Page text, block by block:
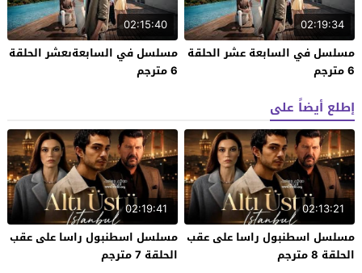
02:19:34
مسلسل في السابعة عشر الحلقة
6 مترجم
02:15:40
مسلسل في السابعةىعشر الحلقة
6 مترجم
إطلع أيضاً على
02:13:21
مسلسل اسطنبول راسا على عقب
الحلقة 8 مترجم
02:19:41
مسلسل اسطنبول راسا على عقب
الحلقة 7 مترجم